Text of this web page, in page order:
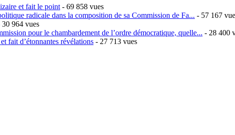
et fait le point - 69 858 vues
radicale dans la composition de sa Commission de Fa... - 57 167
30 964 vues
pour le chambardement de l’ordre démocratique, quelle... - 28 400
fait d’étonnantes révélations - 27 713 vues